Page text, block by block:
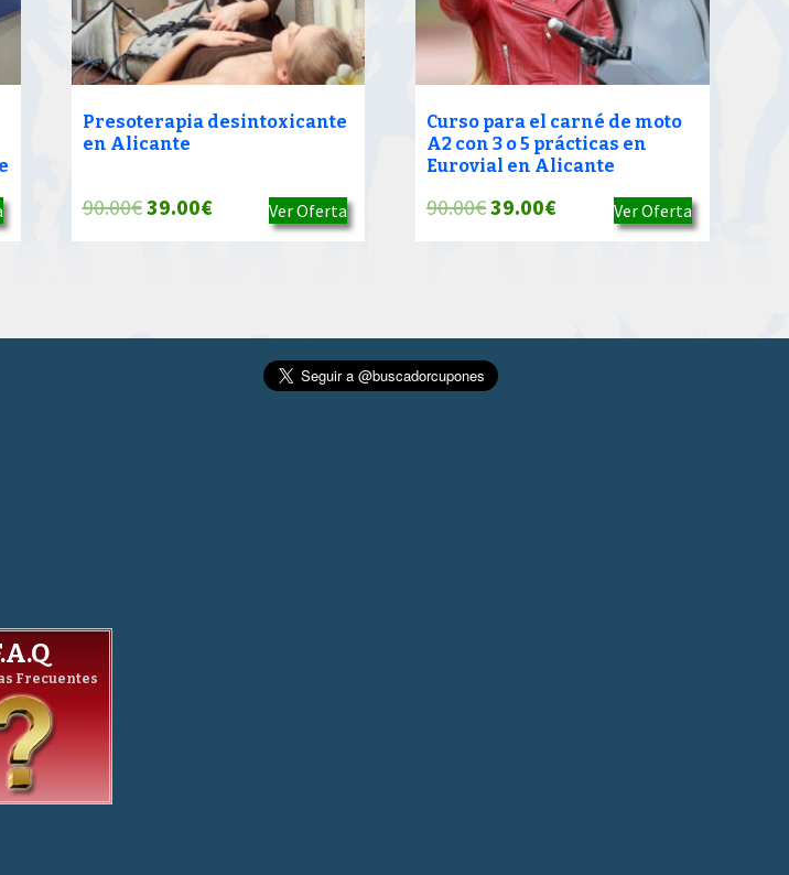
Presoterapia desintoxicante
en Alicante
90.00€El
90.00€.
39.00€El
39.00€.
Ver Oferta
Curso para el carné de moto
A2 con 3 o 5 prácticas en
Eurovial en Alicante
90.00€El
90.00€.
39.00€El
precio
39.00€.
Ver Oferta
Frecuentes